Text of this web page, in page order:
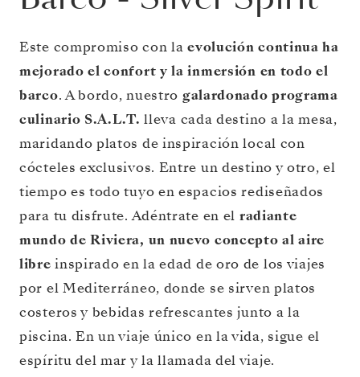
Este compromiso con laevolución continua ha
mejorado el confort y la inmersión en todo el
barco. A bordo, nuestro galardonado programa
culinario S.A.L.T. lleva cada destino a la mesa,
maridando platos de inspiración local con
cócteles exclusivos. Entre un destino y otro, el
tiempo es todo tuyo en espacios rediseñados
para tu disfrute. Adéntrate en el radiante
mundo de Riviera, un nuevo concepto al aire
libre inspirado en la edad de oro de los viajes
por el Mediterráneo, donde se sirven platos
costeros y bebidas refrescantes junto a la
piscina. En un viaje único en la vida, sigue el
espíritu del mar y la llamada del viaje.